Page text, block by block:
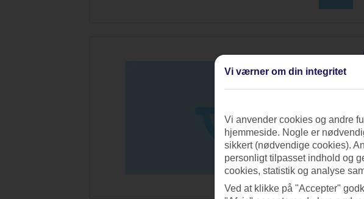
Vi værner om din integritet
Vi anvender cookies og andre
hjemmeside. Nogle er
sikkert (nødvendige cookies).
personligt tilpasset indhold og
cookies, statistik og analyse
Ved at klikke på "Accepter"